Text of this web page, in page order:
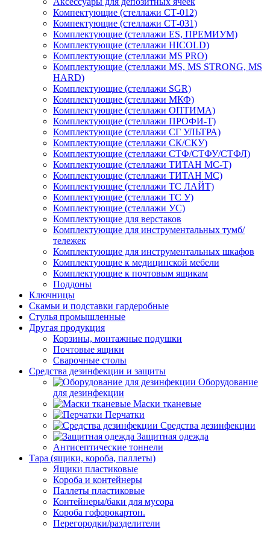
Компектующие (стеллажи СТ-012)
Компектующие (стеллажи СТ-031)
Комплектующие (стеллажи ES, ПРЕМИУМ)
Комплектующие (стеллажи HICOLD)
Комплектующие (стеллажи MS PRO)
Комплектующие (стеллажи MS, MS STRONG, MS
HARD)
Комплектующие (стеллажи SGR)
Комплектующие (стеллажи МКФ)
Комплектующие (стеллажи ОПТИМА)
Комплектующие (стеллажи ПРОФИ-Т)
Комплектующие (стеллажи СГ УЛЬТРА)
Комплектующие (стеллажи СК/СКУ)
Комплектующие (стеллажи СТФ/СТФУ/СТФЛ)
Комплектующие (стеллажи ТИТАН МС-Т)
Комплектующие (стеллажи ТИТАН МС)
Комплектующие (стеллажи ТС ЛАЙТ)
Комплектующие (стеллажи ТС У)
Комплектующие (стеллажи УС)
Комплектующие для верстаков
Комплектующие для инструментальных тумб/
тележек
Комплектующие для инструментальных шкафов
Комплектующие к медицинской мебели
Комплектующие к почтовым ящикам
Поддоны
Ключницы
Скамьи и подставки гардеробные
Стулья промышленные
Другая продукция
Корзины, монтажные подушки
Почтовые ящики
Сварочные столы
Средства дезинфекции и защиты
Оборудование
для дезинфекции
Маски тканевые
Перчатки
Средства дезинфекции
Защитная одежда
Антисептические тоннели
Тара (ящики, короба, паллеты)
Ящики пластиковые
Короба и контейнеры
Паллеты пластиковые
Контейнеры/баки для мусора
Короба гофорокартон.
Перегородки/разделители